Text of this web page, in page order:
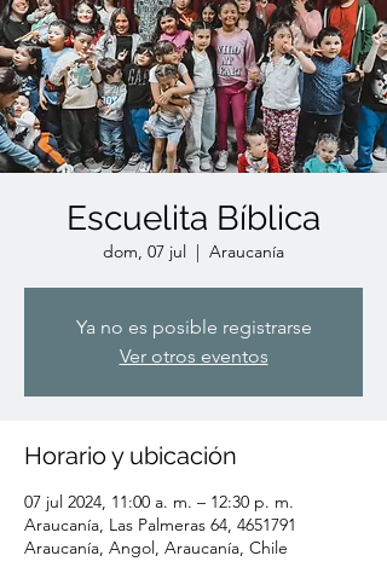
Escuelita Bíblica
dom, 07 jul
  |
Araucanía
Ya no es posible registrarse
Ver otros eventos
Horario y ubicación
07 jul 2024, 11:00 a. m. – 12:30 p. m.
Araucanía, Las Palmeras 64, 4651791
Araucanía, Angol, Araucanía, Chile